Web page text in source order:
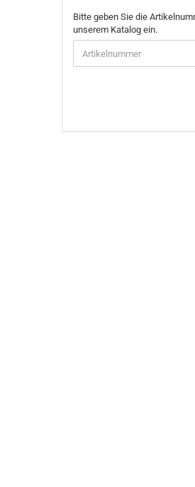
BITTE
GEBEN
SIE
DIE
ARTIKELNUMMER
Bitte geben Sie die
unserem Katalog ein.